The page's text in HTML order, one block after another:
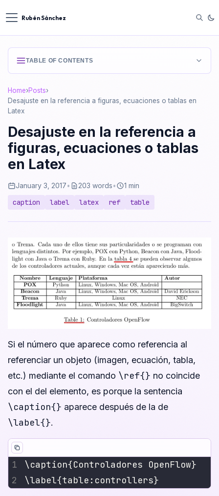
Rubén Sánchez
Home›Posts›
Desajuste en la referencia a figuras, ecuaciones o tablas en
Latex
Desajuste en la referencia a
figuras, ecuaciones o tablas
en Latex
January 3, 2017• 203 words• 1 min
caption label latex ref table
Si el número que aparece como referencia al
referenciar un objeto (imagen, ecuación, tabla,
etc.) mediante el comando \ref{} no coincide
con el del elemento, es porque la sentencia
\caption{} aparece después de la de
\label{}.
TABLE OF CONTENTS